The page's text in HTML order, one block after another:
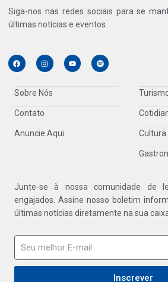
Siga-nos nas redes sociais para se
últimas notícias e eventos.
Sobre Nós
Contato
Anuncie Aqui Cultura
Junte-se à nossa comunidade de
engajados. Assine nosso boletim
últimas notícias diretamente na sua
Inscrever